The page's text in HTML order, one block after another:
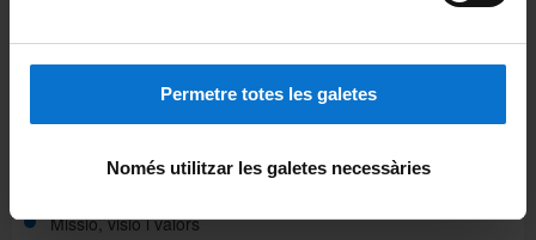
Permetre totes les galetes
Només utilitzar les galetes necessàries
La Facultat
Coneix la Facultat
Missió, visió i valors